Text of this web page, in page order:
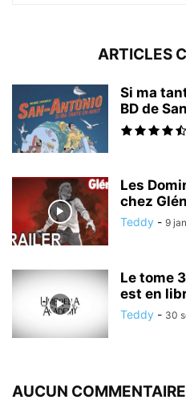
ARTICLES
Si ma
BD de
Les
chez
Teddy - 9
Le tome
est en
Teddy - 30
AUCUN COMMENTAIRE